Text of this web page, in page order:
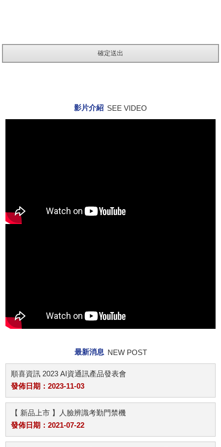
影片介紹 SEE VIDEO
最新消息 NEW POST
順喜資訊 2023 AI資通訊產品發表會
發佈日期：2023-11-03
【 新品上市 】人臉辨識考勤門禁機
發佈日期：2021-07-22